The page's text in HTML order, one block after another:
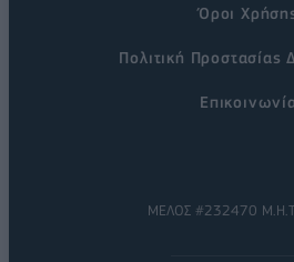
Όροι
Πολιτική Προστασίας
Επικοινωνία
ΜΕΛΟΣ #232470